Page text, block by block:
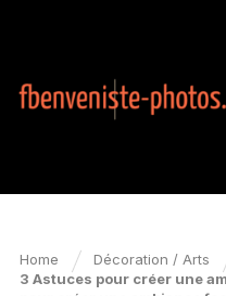
Home
Décoration / Arts
3 Astuces pour créer une